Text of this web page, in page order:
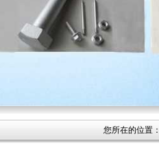
您所在的位置：